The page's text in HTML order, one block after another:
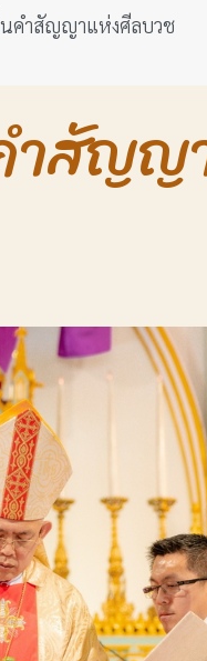
คำสัญญาแห่งศีลบวช
สัญญ